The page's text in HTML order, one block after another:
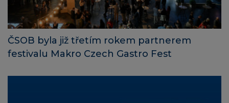
ČSOB byla již třetím rokem partnerem
festivalu Makro Czech Gastro Fest